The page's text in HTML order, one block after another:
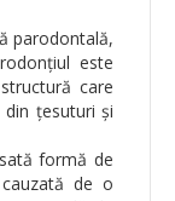
parodontală,
este
care
țesuturi și
formă de
de o